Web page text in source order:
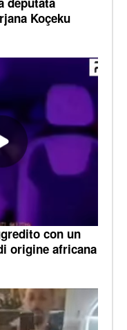
Koçeku
con un
origine africana